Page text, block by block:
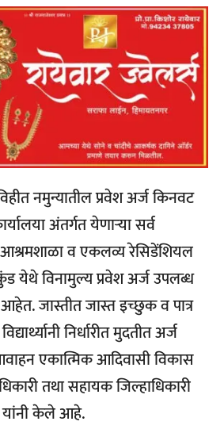
नमुन्यातील प्रवेश अर्ज किनवट
अंतर्गत येणाऱ्या सर्व
व एकलव्य रेसिडेंशियल
येथे विनामुल्य प्रवेश अर्ज उपलब्ध
जास्तीत जास्त इच्छुक व पात्र
निर्धारीत मुदतीत अर्ज
एकात्मिक आदिवासी विकास
तथा सहायक जिल्हाधिकारी
यांनी केले आहे.